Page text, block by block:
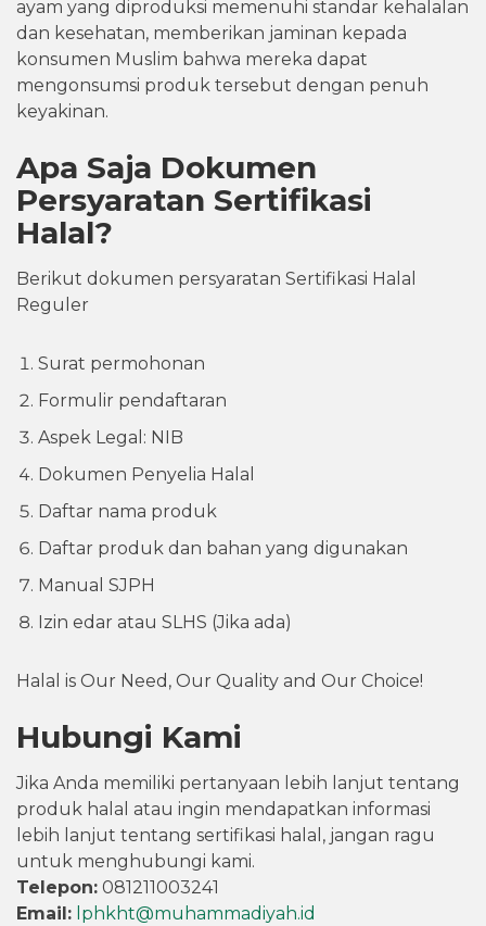
ayam yang diproduksi memenuhi standar kehalalan
dan kesehatan, memberikan jaminan kepada
konsumen Muslim bahwa mereka dapat
mengonsumsi produk tersebut dengan penuh
keyakinan.
Apa Saja Dokumen
Persyaratan Sertifikasi
Halal?
Berikut dokumen persyaratan Sertifikasi Halal
Reguler
Surat permohonan
Formulir pendaftaran
Aspek Legal: NIB
Dokumen Penyelia Halal
Daftar nama produk
Daftar produk dan bahan yang digunakan
Manual SJPH
Izin edar atau SLHS (Jika ada)
Halal is Our Need, Our Quality and Our Choice!
Hubungi Kami
Jika Anda memiliki pertanyaan lebih lanjut tentang
produk halal atau ingin mendapatkan informasi
lebih lanjut tentang sertifikasi halal, jangan ragu
untuk menghubungi kami.
Telepon: 081211003241
Email: lphkht@muhammadiyah.id